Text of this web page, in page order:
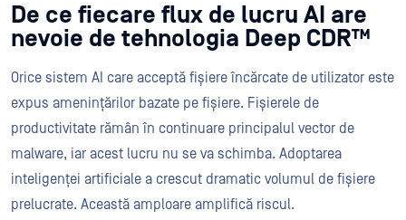
De ce fiecare flux de lucru AI are
nevoie de tehnologia Deep CDR™
Orice sistem AI care acceptă fișiere încărcate de utilizator este
expus amenințărilor bazate pe fișiere. Fișierele de
productivitate rămân în continuare principalul vector de
malware, iar acest lucru nu se va schimba. Adoptarea
inteligenței artificiale a crescut dramatic volumul de fișiere
prelucrate. Această amploare amplifică riscul.